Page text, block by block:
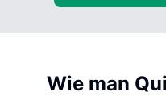
Wie man